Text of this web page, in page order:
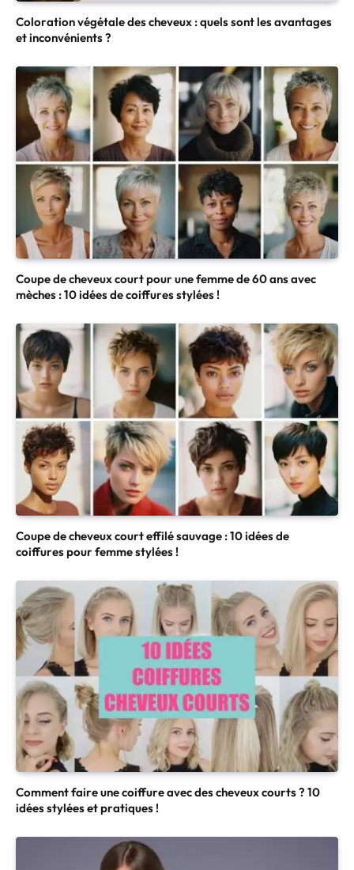
Coloration végétale des cheveux : quels sont les avantages
et inconvénients ?
Coupe de cheveux court pour une femme de 60 ans avec
mèches : 10 idées de coiffures stylées !
Coupe de cheveux court effilé sauvage : 10 idées de
coiffures pour femme stylées !
Comment faire une coiffure avec des cheveux courts ? 10
idées stylées et pratiques !